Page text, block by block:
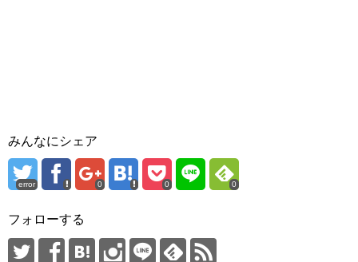
みんなにシェア
error 0 0 0
フォローする